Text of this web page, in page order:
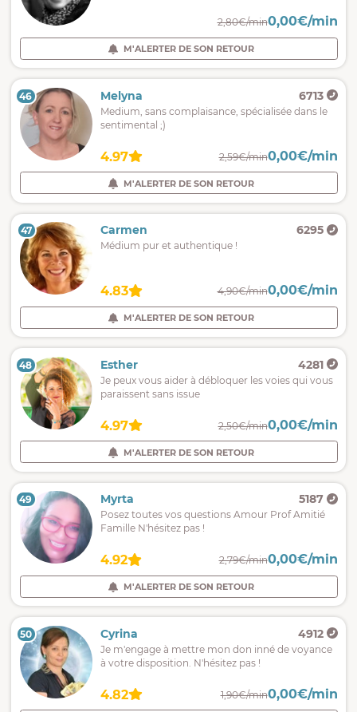
2,80€/min0,00€/min
M'ALERTER DE SON RETOUR
46 Melyna 6713
Medium, sans complaisance, spécialisée dans le
sentimental ;)
4.97 2,59€/min0,00€/min
M'ALERTER DE SON RETOUR
47 Carmen 6295
Médium pur et authentique !
4.83 4,90€/min0,00€/min
M'ALERTER DE SON RETOUR
48 Esther 4281
Je peux vous aider à débloquer les voies qui vous
paraissent sans issue
4.97 2,50€/min0,00€/min
M'ALERTER DE SON RETOUR
49 Myrta 5187
Posez toutes vos questions Amour Prof Amitié
Famille N'hésitez pas !
4.92 2,79€/min0,00€/min
M'ALERTER DE SON RETOUR
50 Cyrina 4912
Je m'engage à mettre mon don inné de voyance
à votre disposition. N'hésitez pas !
4.82 1,90€/min0,00€/min